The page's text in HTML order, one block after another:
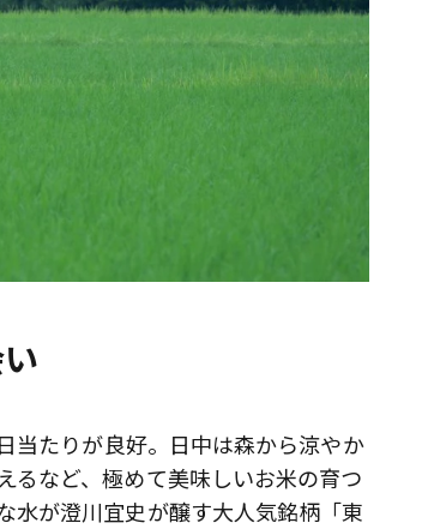
当たりが良好。日中は森から涼やか
るなど、極めて美味しいお米の育つ
水が澄川宜史が醸す大人気銘柄「東